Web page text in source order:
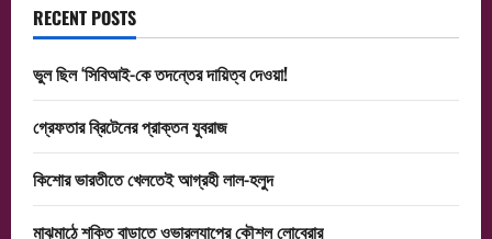
RECENT POSTS
ভুল ছিল ‘সিবিআই-কে তদন্তের দায়িত্ব দেওয়া!
গ্রেফতার ব্রিটেনের প্রাক্তন যুবরাজ
কিশোর ভারতীতে খেলতেই আগ্রহী লাল-হলুদ
মাঝমাঠে শক্তি বাড়াতে ওভারল্যাপের কৌশল লোবেরার